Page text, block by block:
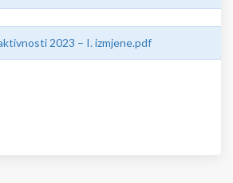
2023 – I. izmjene.pdf